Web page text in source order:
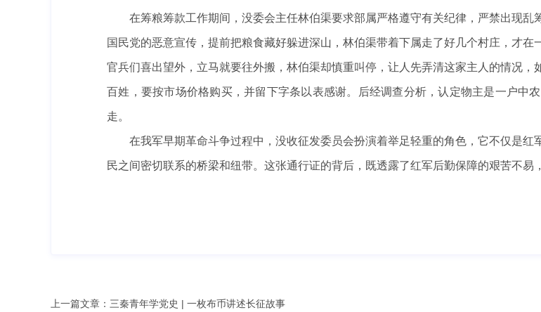
在筹粮筹款工作期间，没委会主任林伯渠要求部属严格遵守有关纪律，严禁出现
国民党的恶意宣传，提前把粮食藏好躲进深山，林伯渠带着下属走了好几个村庄，才在
官兵们喜出望外，立马就要往外搬，林伯渠却慎重叫停，让人先弄清这家主人的情况
百姓，要按市场价格购买，并留下字条以表感谢。后经调查分析，认定物主是一户中
走。
在我军早期革命斗争过程中，没收征发委员会扮演着举足轻重的角色，它不仅是
民之间密切联系的桥梁和纽带。这张通行证的背后，既透露了红军后勤保障的艰苦不易
上一篇文章： 三秦青年学党史 | 一枚布币讲述长征故事